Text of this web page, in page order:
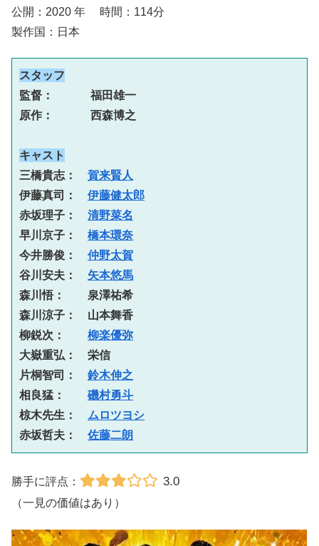
公開：2020 年 時間：114分
製作国：日本
スタッフ
監督： 　　 福田雄一
原作： 　　 西森博之
キャスト
三橋貴志： 賀来賢人
伊藤真司： 伊藤健太郎
赤坂理子： 清野菜名
早川京子： 橋本環奈
今井勝俊： 仲野太賀
谷川安夫： 矢本悠馬
森川悟：　　泉澤祐希
森川涼子：　山本舞香
柳鋭次： 柳楽優弥
大嶽重弘：　栄信
片桐智司： 鈴木伸之
相良猛： 磯村勇斗
椋木先生： ムロツヨシ
赤坂哲夫： 佐藤二朗
勝手に評点： 3.0
（一見の価値はあり）